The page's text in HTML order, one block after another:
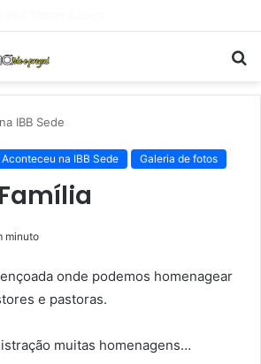
IBB Sede
Aconteceu na IBB Sede Galeria de fotos
minuto
onde podemos homenagear
e pastoras.
muitas homenagens…